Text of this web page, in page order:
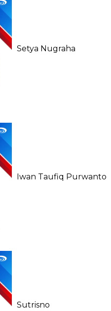
Setya Nugraha
Iwan Taufiq Purwanto
Sutrisno